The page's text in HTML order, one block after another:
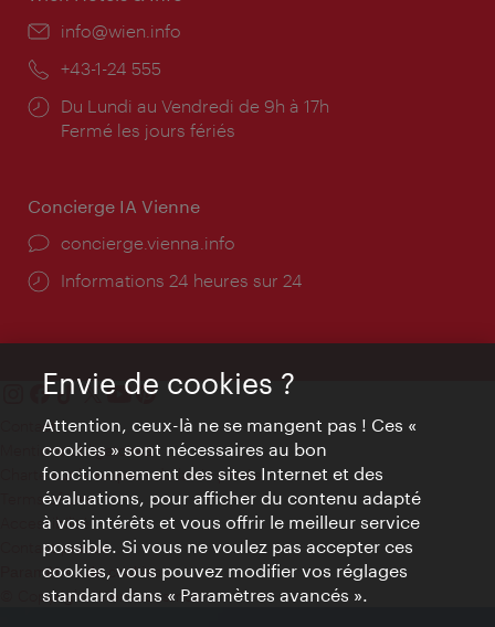
E-
info@wien.info
Téléphone:
+43-1-24 555
Horaires
d'ouverture:
Du Lundi au Vendredi de 9h à 17h
Fermé les jours fériés
Concierge IA Vienne
Ort:
concierge.vienna.info
Öffnungszeiten:
Informations 24 heures sur 24
Contact
Mentions obligatoires
Charte sur le respect de la vie privée
Terms of Use
Accessibilité
Contact presse
Paramètres de cookies
© Copyright WienTourismus
Envie de cookies ?
Attention, ceux-là ne se mangent pas ! Ces «
cookies » sont nécessaires au bon
fonctionnement des sites Internet et des
évaluations, pour afficher du contenu adapté
à vos intérêts et vous offrir le meilleur service
possible. Si vous ne voulez pas accepter ces
cookies, vous pouvez modifier vos réglages
standard dans « Paramètres avancés ».